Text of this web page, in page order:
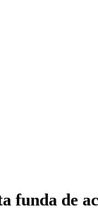
funda de